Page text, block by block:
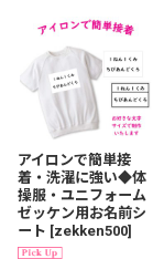
表示数 :
並び順:
アイロンで簡単接
着・洗濯に強い◆体
操服・ユニフォーム
ゼッケン用お名前シ
ート [zekken500]